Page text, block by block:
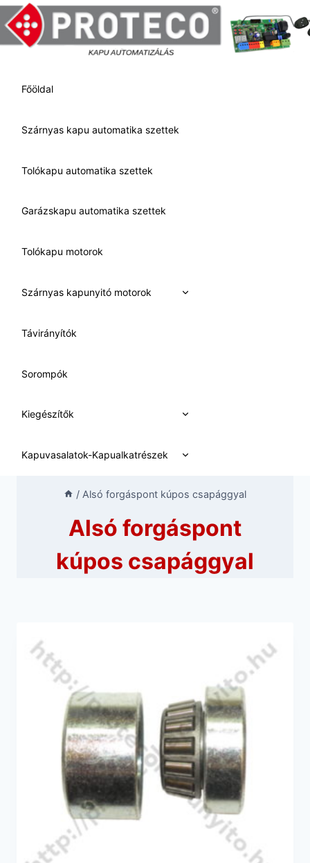
Skip
to
content
Főöldal
Szárnyas kapu automatika szettek
Tolókapu automatika szettek
Garázskapu automatika szettek
Tolókapu motorok
Szárnyas kapunyitó motorok
child
Távirányítók
Sorompók
Kiegészítők
child
Kapuvasalatok-Kapualkatrészek
child
/ Alsó forgáspont kúpos csapággyal
Alsó forgáspont
kúpos csapággyal